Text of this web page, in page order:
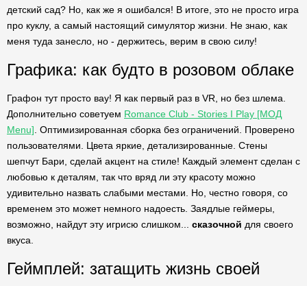
детский сад? Но, как же я ошибался! В итоге, это не просто игра
про куклу, а самый настоящий симулятор жизни. Не знаю, как
меня туда занесло, но - держитесь, верим в свою силу!
Графика: как будто в розовом облаке
Графон тут просто вау! Я как первый раз в VR, но без шлема.
Дополнительно советуем Romance Club - Stories I Play [МОД
Menu] . Оптимизированная сборка без ограничений. Проверено
пользователями. Цвета яркие, детализированные. Стены
шепчут Бари, сделай акцент на стиле! Каждый элемент сделан с
любовью к деталям, так что вряд ли эту красоту можно
удивительно назвать слабыми местами. Но, честно говоря, со
временем это может немного надоесть. Заядлые геймеры,
возможно, найдут эту игрисю слишком... сказочной для своего
вкуса.
Геймплей: затащить жизнь своей